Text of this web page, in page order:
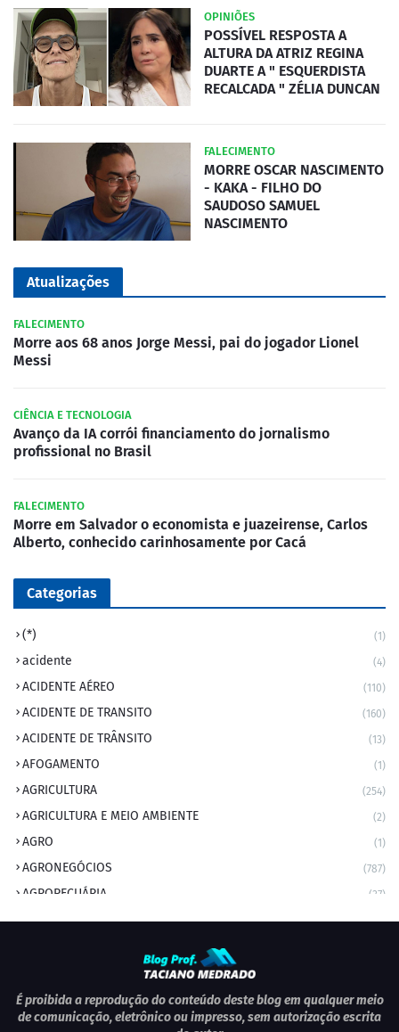
OPINIÕES
POSSÍVEL RESPOSTA A
ALTURA DA ATRIZ REGINA
DUARTE A " ESQUERDISTA
RECALCADA " ZÉLIA DUNCAN
FALECIMENTO
MORRE OSCAR NASCIMENTO
- KAKA - FILHO DO
SAUDOSO SAMUEL
NASCIMENTO
Atualizações
FALECIMENTO
Morre aos 68 anos Jorge Messi, pai do jogador Lionel
Messi
CIÊNCIA E TECNOLOGIA
Avanço da IA corrói financiamento do jornalismo
profissional no Brasil
FALECIMENTO
Morre em Salvador o economista e juazeirense, Carlos
Alberto, conhecido carinhosamente por Cacá
Categorias
(*) (1)
acidente (4)
ACIDENTE AÉREO (110)
ACIDENTE DE TRANSITO (160)
ACIDENTE DE TRÂNSITO (13)
AFOGAMENTO (1)
AGRICULTURA (254)
AGRICULTURA E MEIO AMBIENTE (2)
AGRO (1)
AGRONEGÓCIOS (787)
AGROPECUÁRIA (37)
AMBIENTE (9)
ANIVERSÁRIO DA CIDADE
ANIVERSÁRIOS (1)
APEXBRASIL (1)
É proibida a reprodução do conteúdo deste blog em qualquer meio
de comunicação, eletrônico ou impresso, sem autorização escrita